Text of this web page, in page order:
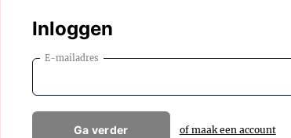
Inloggen
E-mailadres
Ga verder of maak een account